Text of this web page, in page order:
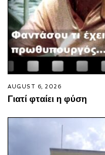
AUGUST 6, 2026
Γιατί φταίει η φύση